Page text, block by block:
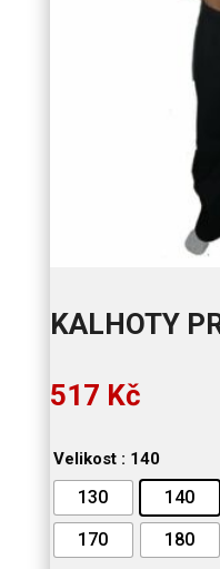
KALHOTY
517 Kč
Velikost : 140
130 140
170
180